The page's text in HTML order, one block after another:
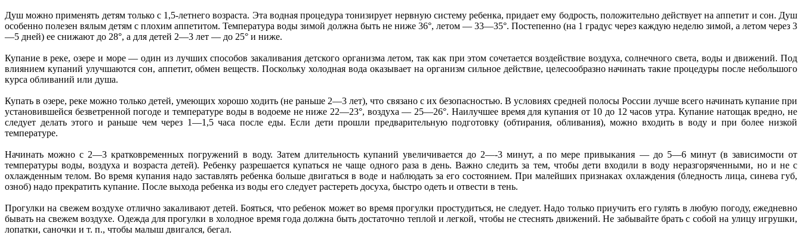
Душ можно применять детям только с 1,5-летнего возраста. Эта водная процедура тонизирует нервную систему ребенка, придает ему бодрость, положительно действует на аппетит и сон. Душ
особенно полезен вялым детям с плохим аппетитом. Температура воды зимой должна быть не ниже 36°, летом — 33—35°. Постепенно (на 1 градус через каждую неделю зимой, а летом через 3
—5 дней) ее снижают до 28°, а для детей 2—3 лет — до 25° и ниже.
Купание в реке, озере и море — один из лучших способов закаливания детского организма летом, так как при этом сочетается воздействие воздуха, солнечного света, воды и движений. Под
влиянием купаний улучшаются сон, аппетит, обмен веществ. Поскольку холодная вода оказывает на организм сильное действие, целесообразно начинать такие процедуры после небольшого
курса обливаний или душа.
Купать в озере, реке можно только детей, умеющих хорошо ходить (не раньше 2—3 лет), что связано с их безопасностью. В условиях средней полосы России лучше всего начинать купание при
установившейся безветренной погоде и температуре воды в водоеме не ниже 22—23°, воздуха — 25—26°. Наилучшее время для купания от 10 до 12 часов утра. Купание натощак вредно, не
следует делать этого и раньше чем через 1—1,5 часа после еды. Если дети прошли предварительную подготовку (обтирания, обливания), можно входить в воду и при более низкой
температуре.
Начинать можно с 2—3 кратковременных погружений в воду. Затем длительность купаний увеличивается до 2—-3 минут, а по мере привыкания — до 5—6 минут (в зависимости от
температуры воды, воздуха и возраста детей). Ребенку разрешается купаться не чаще одного раза в день. Важно следить за тем, чтобы дети входили в воду неразгоряченными, но и не с
охлажденным телом. Во время купания надо заставлять ребенка больше двигаться в воде и наблюдать за его состоянием. При малейших признаках охлаждения (бледность лица, синева губ,
озноб) надо прекратить купание. После выхода ребенка из воды его следует растереть досуха, быстро одеть и отвести в тень.
Прогулки на свежем воздухе отлично закаливают детей. Бояться, что ребенок может во время прогулки простудиться, не следует. Надо только приучить его гулять в любую погоду, ежедневно
бывать на свежем воздухе. Одежда для прогулки в холодное время года должна быть достаточно теплой и легкой, чтобы не стеснять движений. Не забывайте брать с собой на улицу игрушки,
лопатки, саночки и т. п., чтобы малыш двигался, бегал.